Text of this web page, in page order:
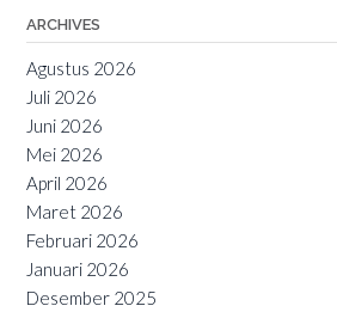
ARCHIVES
Agustus 2026
Juli 2026
Juni 2026
Mei 2026
April 2026
Maret 2026
Februari 2026
Januari 2026
Desember 2025